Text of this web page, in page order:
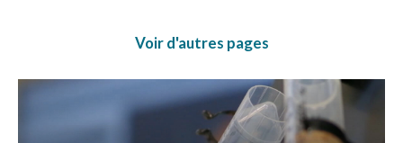
Voir d'autres pages